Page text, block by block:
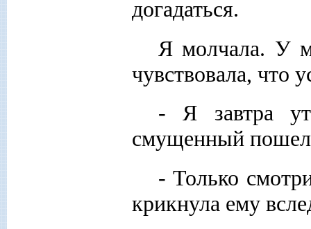
догадаться.
Я молчала. У
чувствовала, что
- Я завтра
смущенный пошел
- Только
крикнула ему